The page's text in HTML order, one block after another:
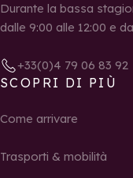
Durante la bassa
dalle 9:00 alle 12:00 e
+33(0)4 79 06 83 92
SCOPRI DI PIÙ
Come arrivare
Trasporti & mobilità